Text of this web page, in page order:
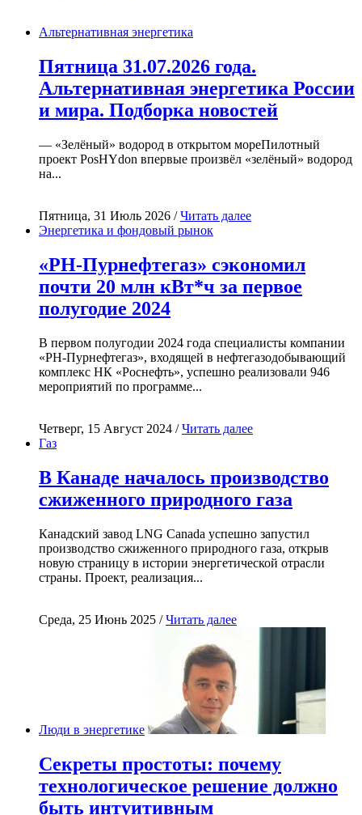
Альтернативная энергетика
Пятница 31.07.2026 года.
Альтернативная энергетика России
и мира. Подборка новостей
— «Зелёный» водород в открытом мореПилотный
проект PosHYdon впервые произвёл «зелёный» водород
на...
Пятница, 31 Июль 2026 /Читать далее
Энергетика и фондовый рынок
«РН-Пурнефтегаз» сэкономил
почти 20 млн кВт*ч за первое
полугодие 2024
В первом полугодии 2024 года специалисты компании
«РН-Пурнефтегаз», входящей в нефтегазодобывающий
комплекс НК «Роснефть», успешно реализовали 946
мероприятий по программе...
Четверг, 15 Август 2024 /Читать далее
Газ
В Канаде началось производство
сжиженного природного газа
Канадский завод LNG Canada успешно запустил
производство сжиженного природного газа, открыв
новую страницу в истории энергетической отрасли
страны. Проект, реализация...
Среда, 25 Июнь 2025 /Читать далее
Люди в энергетике
Секреты простоты: почему
технологическое решение должно
быть интуитивным